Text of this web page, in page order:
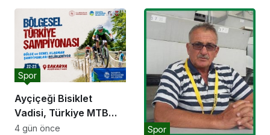
kavuşuyor
buluştu: “Gençlik ve
spor yatırımlarını
hayata geçirmeye
devam edeceğiz”
Ayçiçeği Bisiklet
Vadisi, Türkiye MTB
Şampiyonası’na ev
Spor
4 gün önce Spor